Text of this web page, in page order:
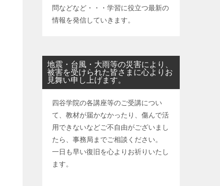
問などなど・・・学習に役立つ最新の
情報を発信していきます。
地震・台風・大雨等の災害により、
被害を受けられた皆さまに心よりお
見舞い申し上げます。
四谷学院の各講座等のご受講につい
て、教材が届かなかったり、傷んで活
用できないなどご不自由がございまし
たら、事務局までご相談ください。
一日も早い復旧を心よりお祈りいたし
ます。